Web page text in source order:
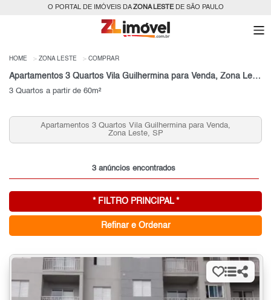
O PORTAL DE IMÓVEIS DAZONA LESTEDE SÃO PAULO
HOME ZONA LESTE COMPRAR
Apartamentos 3 Quartos Vila Guilhermina para Venda, Zona Leste, SP
3 Quartos a partir de 60m²
Apartamentos 2 Quartos Vila Guilhermina para Venda,
Zona Leste, SP
3 anúncios encontrados
* FILTRO PRINCIPAL *
Refinar e Ordenar